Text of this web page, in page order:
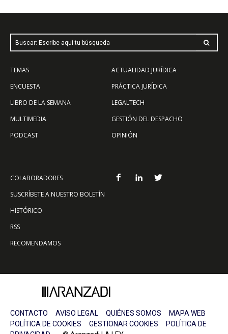
Buscar: Escribe aquí tu búsqueda
TEMAS
ENCUESTA
LIBRO DE LA SEMANA
MULTIMEDIA
PODCAST
ACTUALIDAD JURÍDICA
PRÁCTICA JURÍDICA
LEGALTECH
GESTIÓN DEL DESPACHO
OPINIÓN
COLABORADORES
SUSCRÍBETE A NUESTRO BOLETÍN
HISTÓRICO
RSS
RECOMENDAMOS
CONTACTO AVISO LEGAL QUIÉNES SOMOS
MAPA WEB
POLÍTICA DE COOKIES
GESTIONAR COOKIES
POLÍTICA DE